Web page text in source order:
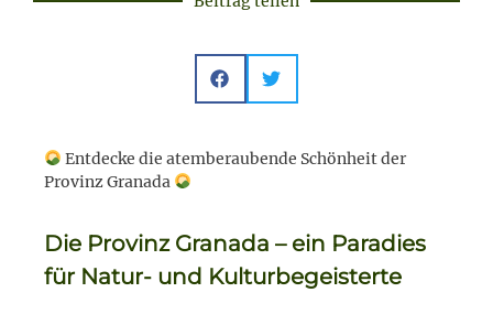
Entdecke die atemberaubende Schönheit der
Provinz Granada
Die Provinz Granada – ein Paradies
für Natur- und Kulturbegeisterte